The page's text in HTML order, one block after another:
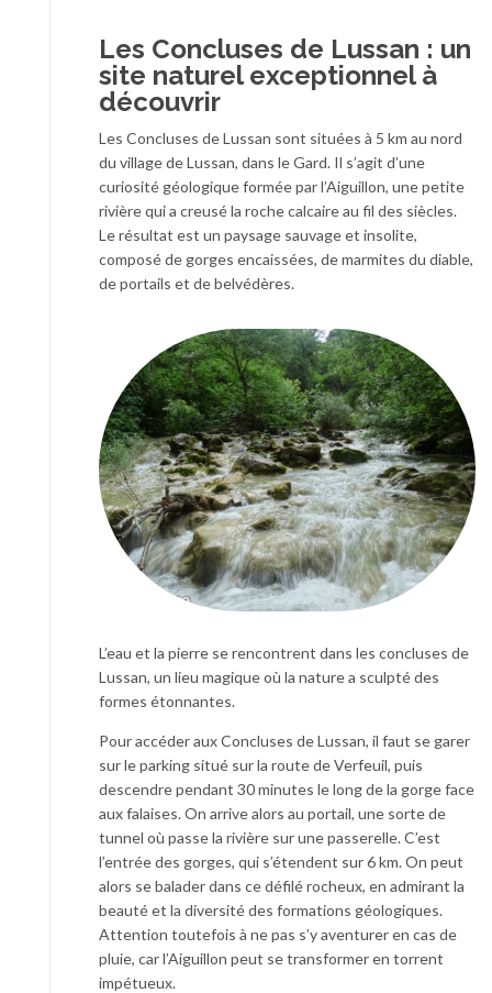
Les Concluses de Lussan : un
site naturel exceptionnel à
découvrir
Les Concluses de Lussan sont situées à 5 km au nord
du village de Lussan, dans le Gard. Il s’agit d’une
curiosité géologique formée par l’Aiguillon, une petite
rivière qui a creusé la roche calcaire au fil des siècles.
Le résultat est un paysage sauvage et insolite,
composé de gorges encaissées, de marmites du diable,
de portails et de belvédères.
L’eau et la pierre se rencontrent dans les concluses de
Lussan, un lieu magique où la nature a sculpté des
formes étonnantes.
Pour accéder aux Concluses de Lussan, il faut se garer
sur le parking situé sur la route de Verfeuil, puis
descendre pendant 30 minutes le long de la gorge face
aux falaises. On arrive alors au portail, une sorte de
tunnel où passe la rivière sur une passerelle. C’est
l’entrée des gorges, qui s’étendent sur 6 km. On peut
alors se balader dans ce défilé rocheux, en admirant la
beauté et la diversité des formations géologiques.
Attention toutefois à ne pas s’y aventurer en cas de
pluie, car l’Aiguillon peut se transformer en torrent
impétueux.